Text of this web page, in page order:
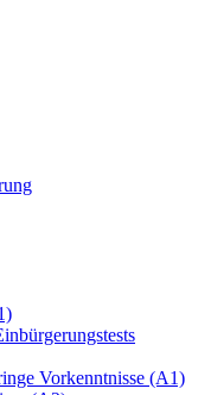
Vorkenntnisse (A1)